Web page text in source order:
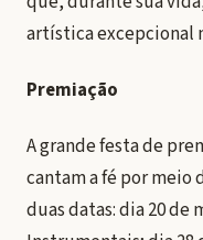
artística excepcional
Premiação
A grande festa de
cantam a fé por meio
duas datas: dia 20 de